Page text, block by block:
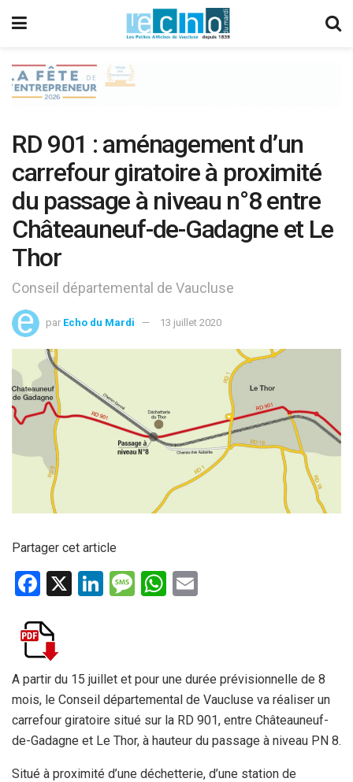
RD 901 : aménagement d’un
carrefour giratoire à proximité
du passage à niveau n°8 entre
Châteauneuf-de-Gadagne et Le
Thor
Conseil départemental de Vaucluse
par Echo du Mardi 13 juillet 2020
Partager cet article
F
ce
b
o
o
k
X
Li
n
M
g
e
W
A
p
p
A partir du 15 juillet et pour une durée prévisionnelle de 8
mois, le Conseil départemental de Vaucluse va réaliser un
carrefour giratoire situé sur la RD 901, entre Châteauneuf-
de-Gadagne et Le Thor, à hauteur du passage à niveau PN 8.
Situé à proximité d’une déchetterie, d’une station de